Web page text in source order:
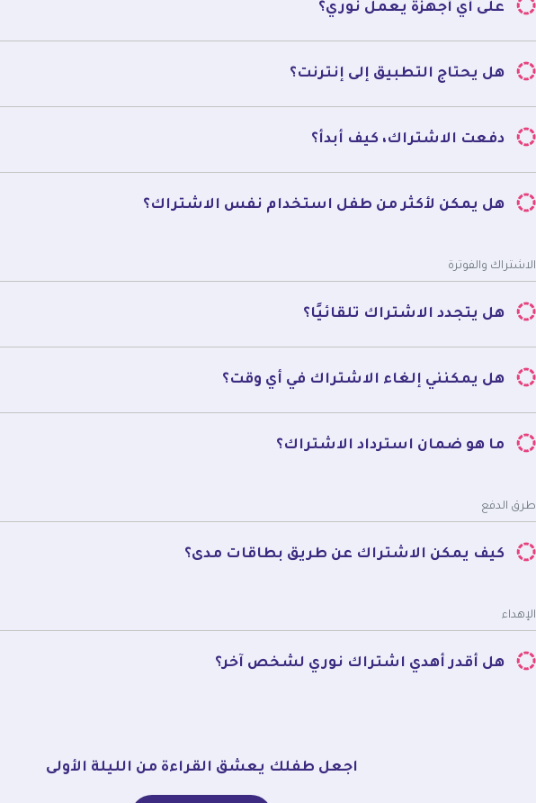
على أي أجهزة يعمل نوري؟
هل يحتاج التطبيق إلى إنترنت؟
دفعت الاشتراك، كيف أبدأ؟
هل يمكن لأكثر من طفل استخدام نفس الاشتراك؟
الاشتراك والفوترة
هل يتجدد الاشتراك تلقائيًا؟
هل يمكنني إلغاء الاشتراك في أي وقت؟
ما هو ضمان استرداد الاشتراك؟
طرق الدفع
كيف يمكن الاشتراك عن طريق بطاقات مدى؟
الإهداء
هل أقدر أهدي اشتراك نوري لشخص آخر؟
اجعل طفلك يعشق القراءة من الليلة الأولى